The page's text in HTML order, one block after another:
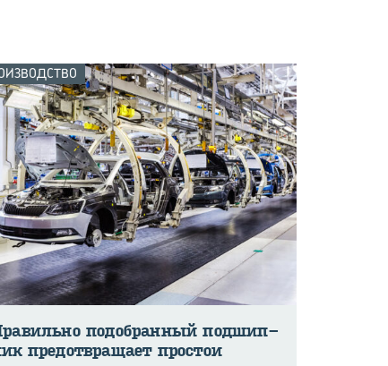
по­до­бран­ный под­шип­
предот­вра­ща­ет про­стои